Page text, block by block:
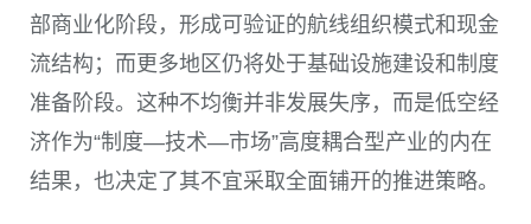
部商业化阶段，形成可验证的航线组织模式和现金
流结构；而更多地区仍将处于基础设施建设和制度
准备阶段。这种不均衡并非发展失序，而是低空经
济作为“制度—技术—市场”高度耦合型产业的内在
结果，也决定了其不宜采取全面铺开的推进策略。